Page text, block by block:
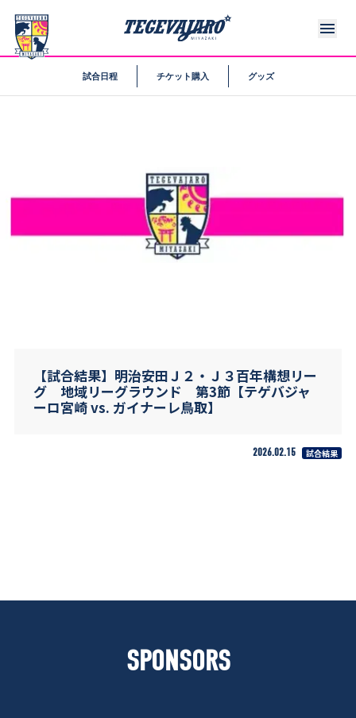
試合日程 チケット購入 グッズ
【試合結果】明治安田Ｊ２・Ｊ３百年構想リー
グ 地域リーグラウンド 第3節【テゲバジャ
ーロ宮崎 vs. ガイナーレ鳥取】
2026.02.15 試合結果
SPONSORS